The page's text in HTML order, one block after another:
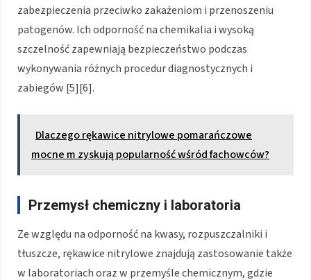
zabezpieczenia przeciwko zakażeniom i przenoszeniu
patogenów. Ich odporność na chemikalia i wysoką
szczelność zapewniają bezpieczeństwo podczas
wykonywania różnych procedur diagnostycznych i
zabiegów [5][6].
Dlaczego rękawice nitrylowe pomarańczowe
mocne m zyskują popularność wśród fachowców?
Przemysł chemiczny i laboratoria
Ze względu na odporność na kwasy, rozpuszczalniki i
tłuszcze, rękawice nitrylowe znajdują zastosowanie także
w laboratoriach oraz w przemyśle chemicznym, gdzie